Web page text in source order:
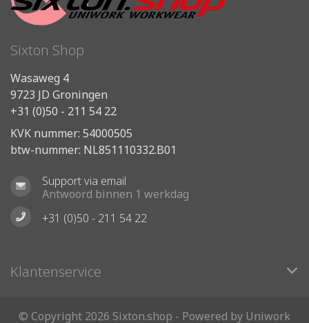
Sixton Shop
Wasaweg 4
9723 JD Groningen
+31 (0)50 - 211 54 22
KVK nummer: 54000505
btw-nummer: NL851110332.B01
Support via email
Antwoord binnen 1 werkdag
+31 (0)50 - 211 54 22
Klantenservice
© Copyright 2026 Sixton.shop - Powered by Uniwork